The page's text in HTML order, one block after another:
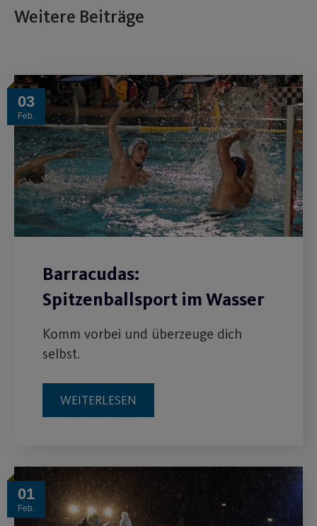
Weitere Beiträge
03
Feb.
Barracudas:
Spitzenballsport im Wasser
Komm vorbei und überzeuge dich
selbst.
WEITERLESEN
01
Feb.